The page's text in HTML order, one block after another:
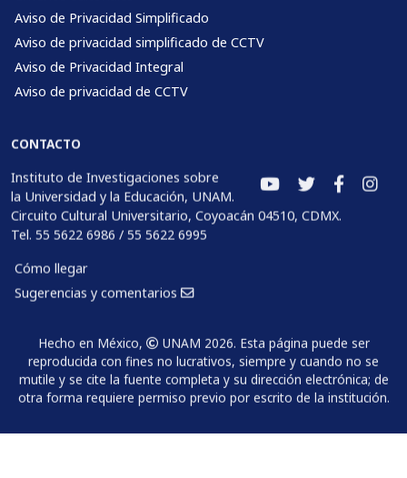
Aviso de Privacidad Simplificado
Aviso de privacidad simplificado de CCTV
Aviso de Privacidad Integral
Aviso de privacidad de CCTV
CONTACTO
Instituto de Investigaciones sobre
la Universidad y la Educación, UNAM.
Circuito Cultural Universitario, Coyoacán 04510, CDMX.
Tel. 55 5622 6986 / 55 5622 6995
Cómo llegar
Sugerencias y comentarios
Hecho en México,
UNAM 2026. Esta página puede ser
reproducida con fines no lucrativos, siempre y cuando no se
mutile y se cite la fuente completa y su dirección electrónica; de
otra forma requiere permiso previo por escrito de la institución.